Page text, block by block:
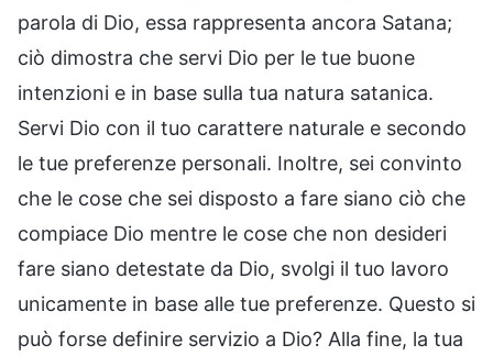
parola di Dio, essa rappresenta ancora Satana;
ciò dimostra che servi Dio per le tue buone
intenzioni e in base sulla tua natura satanica.
Servi Dio con il tuo carattere naturale e secondo
le tue preferenze personali. Inoltre, sei convinto
che le cose che sei disposto a fare siano ciò che
compiace Dio mentre le cose che non desideri
fare siano detestate da Dio, svolgi il tuo lavoro
unicamente in base alle tue preferenze. Questo si
può forse definire servizio a Dio? Alla fine, la tua